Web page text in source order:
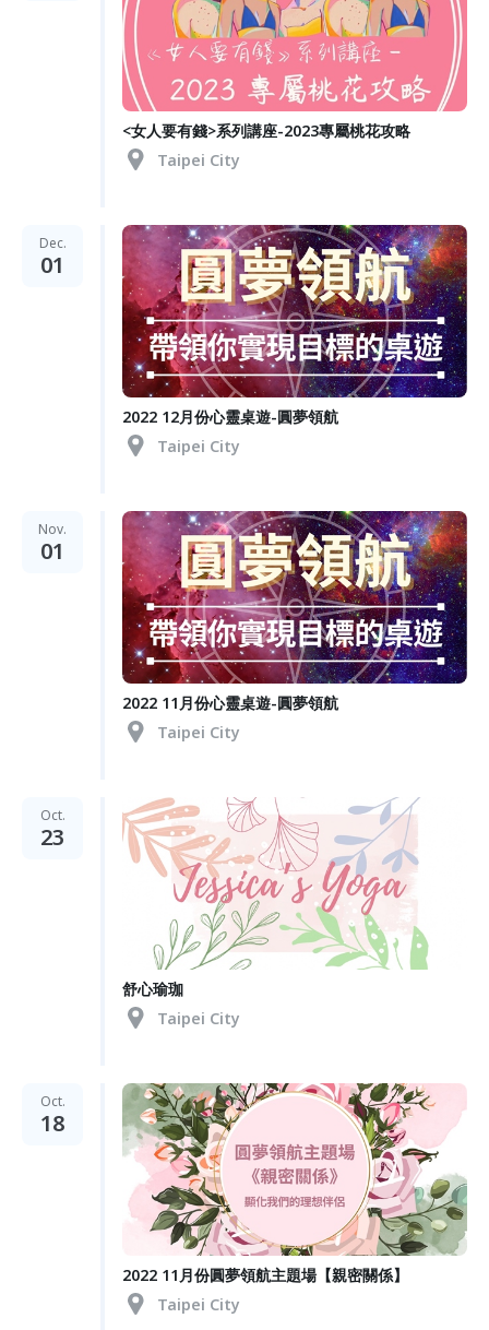
<女人要有錢>系列講座-2023專屬桃花攻略
Taipei City
Dec.
01
2022 12月份心靈桌遊-圓夢領航
Taipei City
Nov.
01
2022 11月份心靈桌遊-圓夢領航
Taipei City
Oct.
23
舒心瑜珈
Taipei City
Oct.
18
2022 11月份圓夢領航主題場【親密關係】
Taipei City